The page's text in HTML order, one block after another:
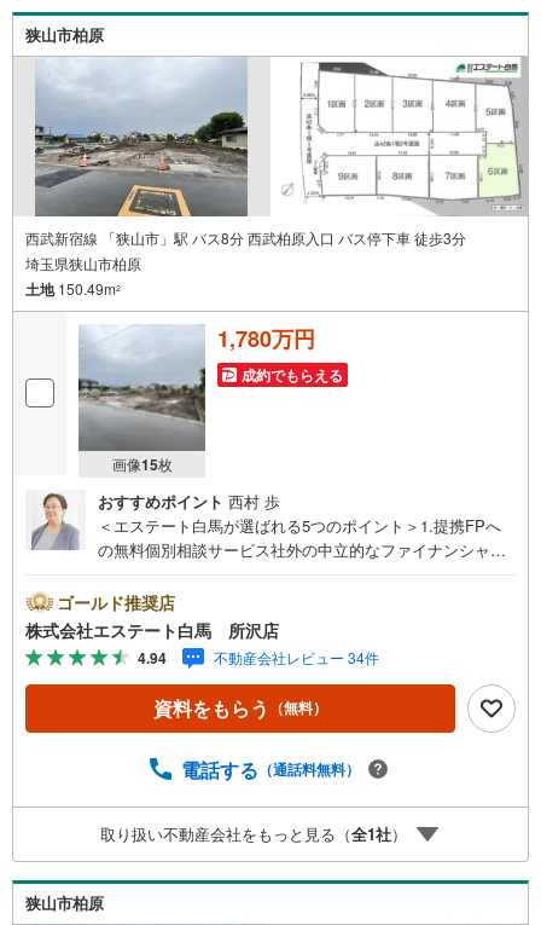
5.お子様連れでおこしくださいキッズスペース、授乳室、
オムツ替えベッド、アンパンマンジュースをご用意してお
ります。ご見学ご希望の方は、右上の“室内・現地を見学す
る（無料）をボタンからご予約ください。
狭山市柏原
西武新宿線 「狭山市」駅 バス8分 西武柏原入口 バス停下車 徒歩3分
埼玉県狭山市柏原
土地150.49m2
画像15枚
1,780万円
成約でもらえる
おすすめポイント 西村 歩
＜エステート白馬が選ばれる5つのポイント＞1.提携FPへ
の無料個別相談サービス社外の中立的なファイナンシャル
や学費等も含めてシミュレーションをご提案できます2.物
件情報が豊富所沢市を中心にたくさんの情報をご用意して
おります。インターネット広告前の物件も多数取り揃えて
おります。お客様のご希望エリアをお申し付けください。
3.自社グループでリフォーム、新築請負所沢店の3階はリフ
ォーム、注文建築部門の相談スペースです。一級建築士を
て、リフォームや注文建築についてご相談頂けます4.年中
～19:00 この時間はお電話でのお問合わせがスムーズです
5.お子様連れでおこしくださいキッズスペース、授乳室、
オムツ替えベッド、アンパンマンジュースをご用意してお
ります。ご見学ご希望の方は、右上の“室内・現地を見学す
る（無料）をボタンからご予約ください。
ゴールド推奨店
株式会社エステート白馬 所沢店
4.94 不動産会社レビュー 34件
資料をもらう （無料）
電話する （通話料無料）
取り扱い不動産会社をもっと見る（全1社）
狭山市柏原